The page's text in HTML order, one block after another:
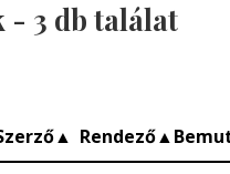
- 3 db találat
▲ Rendező▲